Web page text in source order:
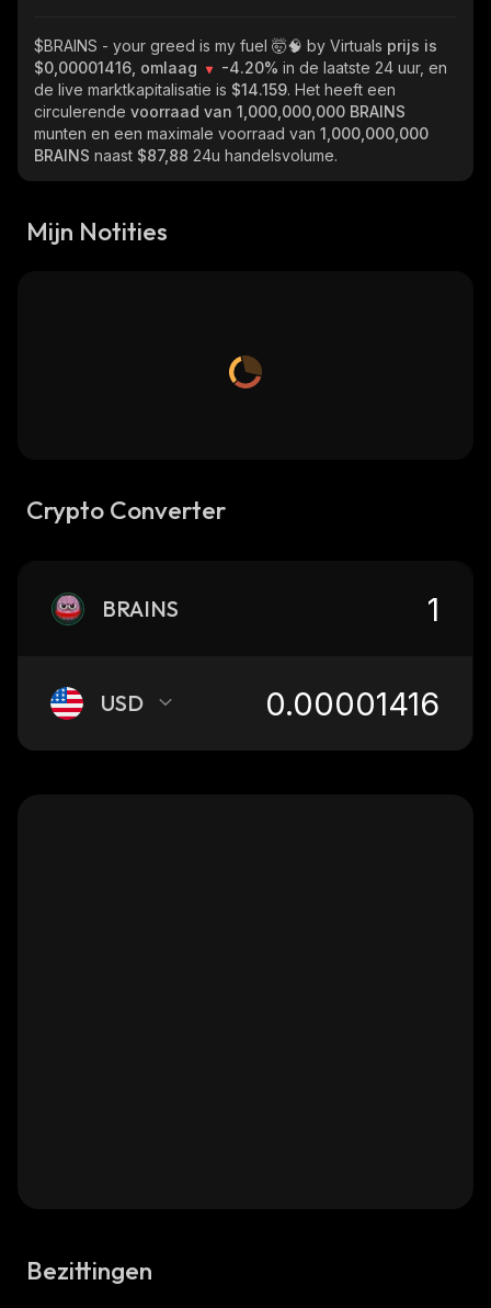
$BRAINS - your greed is my fuel 🤯🧠 by Virtuals prijs is
$0,00001416, omlaag
-4.20% in de laatste 24 uur, en
de live marktkapitalisatie is $14.159. Het heeft een
circulerende voorraad van 1,000,000,000 BRAINS
munten en een maximale voorraad van 1,000,000,000
BRAINS naast $87,88 24u handelsvolume.
Mijn Notities
Crypto Converter
BRAINS
USD
Bezittingen